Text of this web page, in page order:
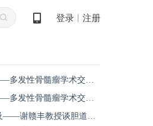
登录 注册
会议预告 | 前沿回响——多发性骨髓瘤学术交流会第十九期即将启幕！
会议预告 | 前沿回响——多发性骨髓瘤学术交流会第十八期即将启幕！
从规范诊疗到基层可及——谢赣丰教授谈胆道肿瘤防治的本土化实践之路